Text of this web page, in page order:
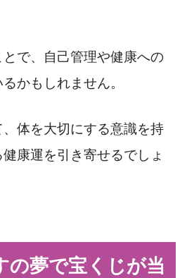
で、自己管理や健康への
かもしれません。
体を大切にする意識を持
康運を引き寄せるでしょ
の夢で宝くじが当